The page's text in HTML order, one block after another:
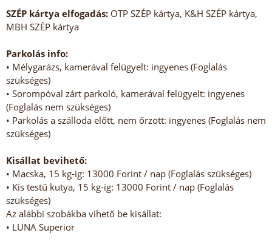
SZÉP kártya elfogadás: OTP SZÉP kártya, K&H SZÉP kártya,
MBH SZÉP kártya
Parkolás info:
• Mélygarázs, kamerával felügyelt: ingyenes (Foglalás
szükséges)
• Sorompóval zárt parkoló, kamerával felügyelt: ingyenes
(Foglalás nem szükséges)
• Parkolás a szálloda előtt, nem őrzött: ingyenes (Foglalás nem
szükséges)
Kisállat bevihető:
• Macska, 15 kg-ig: 13000 Forint / nap (Foglalás szükséges)
• Kis testű kutya, 15 kg-ig: 13000 Forint / nap (Foglalás
szükséges)
Az alábbi szobákba vihető be kisállat:
• LUNA Superior